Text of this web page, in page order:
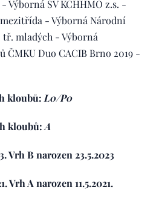
Výborná SV KCHHMO z.s. -
- Výborná Národní
tř. mladých - Výborná
ČMKU Duo CACIB Brno 2019 -
kloubů: L0/P0
kloubů: A
Vrh B narozen 23.5.2023
Vrh A narozen 11.5.2021.